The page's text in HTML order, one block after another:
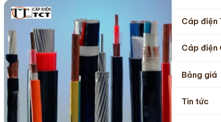
Cáp điện
Cáp điện
Bảng giá
Tin tức